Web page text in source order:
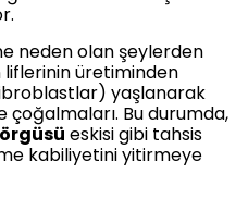
neden olan şeylerden
liflerinin üretiminden
yaşlanarak
Bu durumda,
eskisi gibi tahsis
kabiliyetini yitirmeye